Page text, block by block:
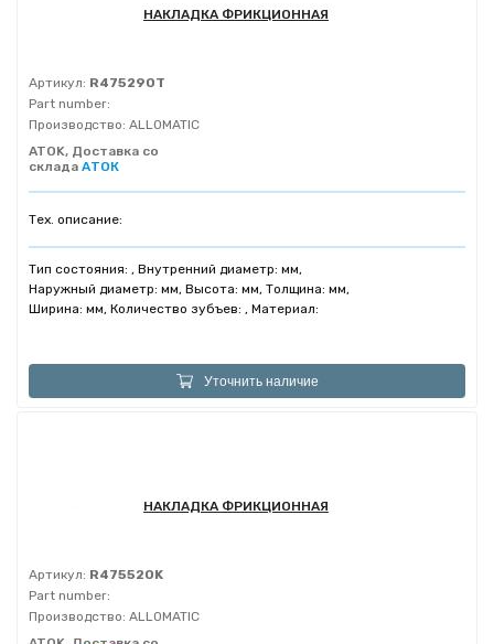
НАКЛАДКА ФРИКЦИОННАЯ
Артикул: R475290T
Part number:
Производство: ALLOMATIC
ATOK, Доставка со
склада АТОК
Тех. описание:
Тип состояния: , Внутренний диаметр: мм,
Наружный диаметр: мм, Высота: мм, Толщина: мм,
Ширина: мм, Количество зубъев: , Материал:
Уточнить наличие
НАКЛАДКА ФРИКЦИОННАЯ
Артикул: R475520K
Part number:
Производство: ALLOMATIC